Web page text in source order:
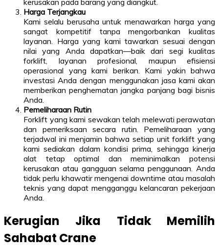
kerusakan pada barang yang diangkut.
Harga Terjangkau
Kami selalu berusaha untuk menawarkan harga yang
sangat kompetitif tanpa mengorbankan kualitas
layanan. Harga yang kami tawarkan sesuai dengan
nilai yang Anda dapatkan—baik dari segi kualitas
forklift, layanan profesional, maupun efisiensi
operasional yang kami berikan. Kami yakin bahwa
investasi Anda dengan menggunakan jasa kami akan
memberikan penghematan jangka panjang bagi bisnis
Anda.
Pemeliharaan Rutin
Forklift yang kami sewakan telah melewati perawatan
dan pemeriksaan secara rutin. Pemeliharaan yang
terjadwal ini menjamin bahwa setiap unit forklift yang
kami sediakan dalam kondisi prima, sehingga kinerja
alat tetap optimal dan meminimalkan potensi
kerusakan atau gangguan selama penggunaan. Anda
tidak perlu khawatir mengenai downtime atau masalah
teknis yang dapat mengganggu kelancaran pekerjaan
Anda.
Kerugian Jika Tidak Memilih
Sahabat Crane